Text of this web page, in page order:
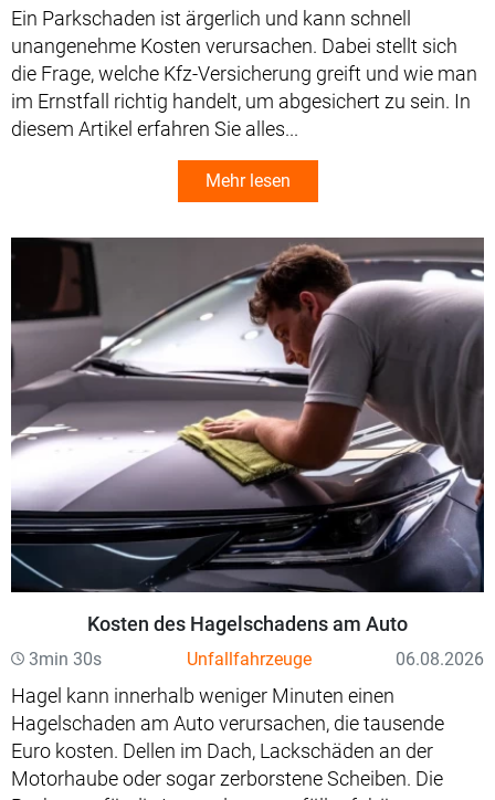
Ein Parkschaden ist ärgerlich und kann schnell
unangenehme Kosten verursachen. Dabei stellt sich
die Frage, welche Kfz-Versicherung greift und wie man
im Ernstfall richtig handelt, um abgesichert zu sein. In
diesem Artikel erfahren Sie alles...
Mehr lesen
Kosten des Hagelschadens am Auto
3min 30s Unfallfahrzeuge 06.08.2026
Hagel kann innerhalb weniger Minuten einen
Hagelschaden am Auto verursachen, die tausende
Euro kosten. Dellen im Dach, Lackschäden an der
Motorhaube oder sogar zerborstene Scheiben. Die